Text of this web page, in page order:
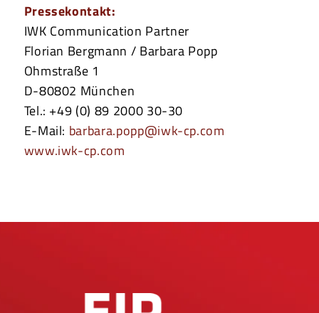
Pressekontakt:
IWK Communication Partner
Florian Bergmann / Barbara Popp
Ohmstraße 1
D-80802 München
Tel.: +49 (0) 89 2000 30-30
E-Mail: barbara.popp@iwk-cp.com
www.iwk-cp.com